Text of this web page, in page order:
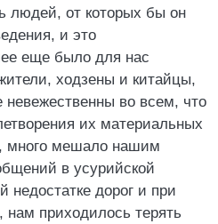
людей, от которых бы он
и это
еще было для нас
ходзены и китайцы,
во всем, что
их материальных
много мешало нашим
в усурийской
недостатке дорог и при
нам приходилось терять